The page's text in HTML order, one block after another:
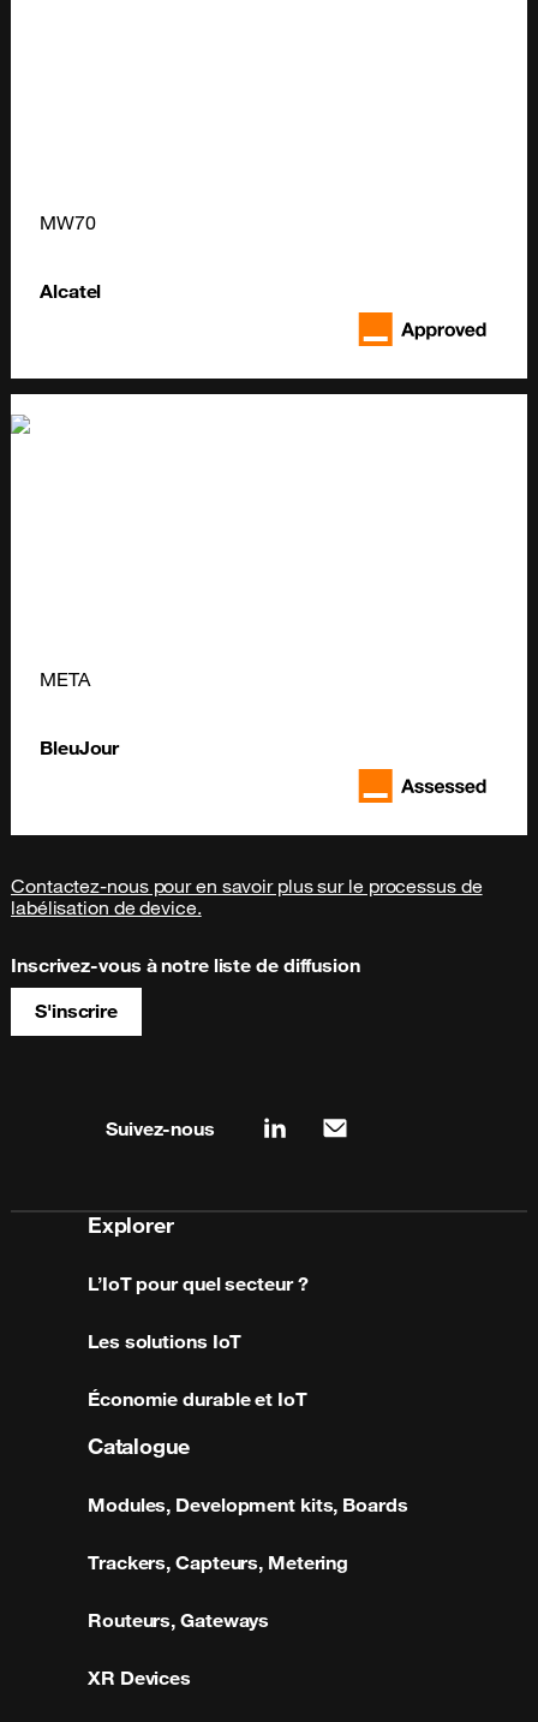
MW70
Alcatel
META
BleuJour
Contactez-nous pour en savoir plus sur le processus de
labélisation de device.
Inscrivez-vous à notre liste de diffusion
S'inscrire
Suivez-nous linkedinmail
Explorer
L’IoT pour quel secteur ?
Les solutions IoT
Économie durable et IoT
Catalogue
Modules, Development kits, Boards
Trackers, Capteurs, Metering
Routeurs, Gateways
XR Devices